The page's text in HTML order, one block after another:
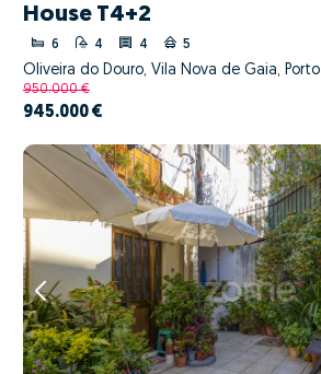
House T4+2
6 4 4 5
Oliveira do Douro, Vila Nova de Gaia, Porto
950.000 €
945.000 €